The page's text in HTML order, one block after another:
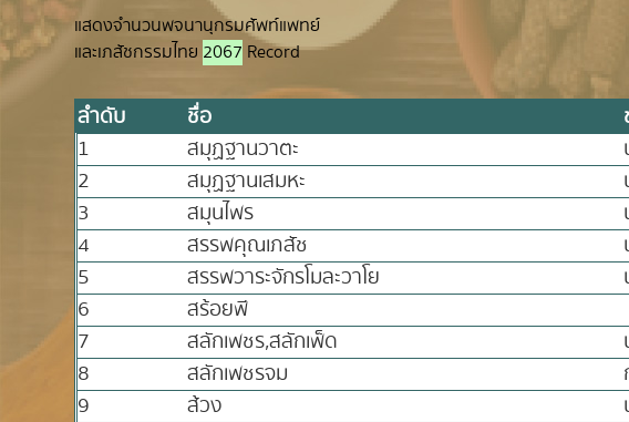
แสดงจำนวนพจนานุกรมศัพท์แพทย์
และเภสัชกรรมไทย 2067 Record
ลำดับ ชื่อ
1
สมุฏฐานวาตะ
2 สมุฏฐานเสมหะ
3 สมุนไพร
4 สรรพคุณเภสัช
5 สรรพวาระจักรโมละวาโย
6 สร้อยพี
7 สลักเพชร,สลักเพ็ด
8 สลักเพชรจม
9 ส้วง